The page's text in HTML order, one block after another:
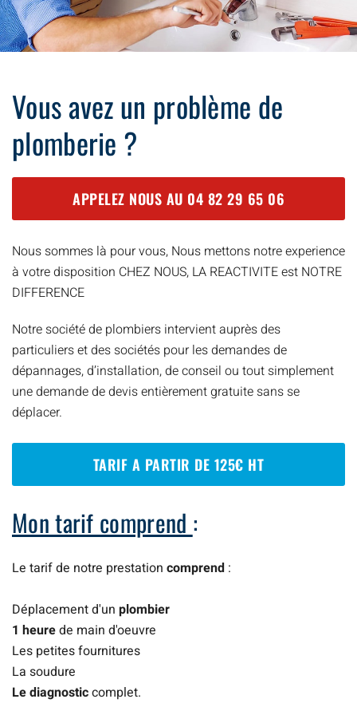
Vous avez un problème de
plomberie ?
APPELEZ NOUS AU 04 82 29 65 06
Nous sommes là pour vous, Nous mettons notre experience
à votre disposition CHEZ NOUS, LA REACTIVITE est NOTRE
DIFFERENCE
Notre société de plombiers intervient auprès des
particuliers et des sociétés pour les demandes de
dépannages, d’installation, de conseil ou tout simplement
une demande de devis entièrement gratuite sans se
déplacer.
TARIF A PARTIR DE 125€ HT
Mon tarif comprend :
Le tarif de notre prestation comprend :
Déplacement d'un plombier
1 heurede main d'oeuvre
Les petites fournitures
La soudure
Le diagnosticcomplet.